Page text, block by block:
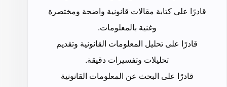
قادرًا على كتابة مقالات قانونية واضحة ومختصرة
وغنية بالمعلومات.
قادرًا على تحليل المعلومات القانونية وتقديم
تحليلات وتفسيرات دقيقة.
قادرًا على البحث عن المعلومات القانونية